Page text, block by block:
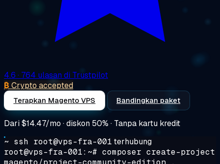
4.6 · 764 ulasan di Trustpilot
₿ Crypto accepted
Terapkan Magento VPS Bandingkan paket
Dari$14.47/mo · diskon 50% · Tanpa kartu kredit
~ ssh root@vps-fra-001 terhubung
root@vps-fra-001:~# composer create-project